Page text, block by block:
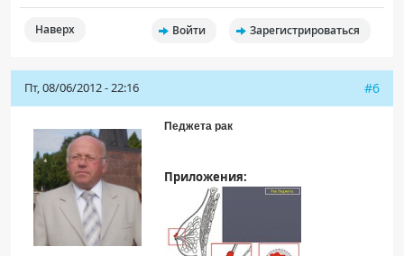
Наверх Войти Зарегистрироваться
Пт, 08/06/2012 - 22:16 #6
Педжета рак
Приложения: